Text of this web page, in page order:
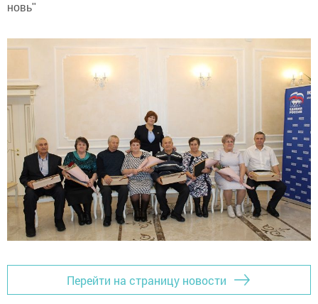
новь"
Перейти на страницу новости